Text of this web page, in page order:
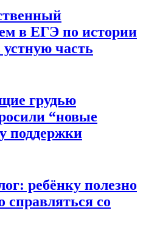
в ЕГЭ по истории
устную часть
грудью
“новые
поддержки
ребёнку полезно
справляться со